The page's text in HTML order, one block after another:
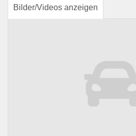
Bilder/Videos anzeigen